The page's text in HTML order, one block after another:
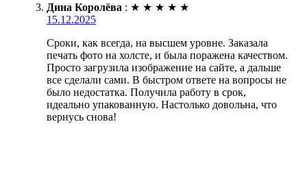
Дина Королёва : ★ ★ ★ ★ ★
15.12.2025
Сроки, как всегда, на высшем уровне. Заказала
печать фото на холсте, и была поражена качеством.
Просто загрузила изображение на сайте, а дальше
все сделали сами. В быстром ответе на вопросы не
было недостатка. Получила работу в срок,
идеально упакованную. Настолько довольна, что
вернусь снова!